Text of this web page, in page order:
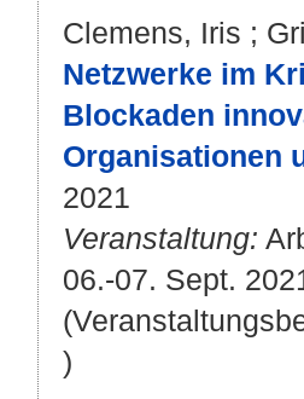
Clemens, Iris ;
Netzwerke im
Blockaden
Organisationen
2021
Veranstaltung:
06.-07. Sept.
)